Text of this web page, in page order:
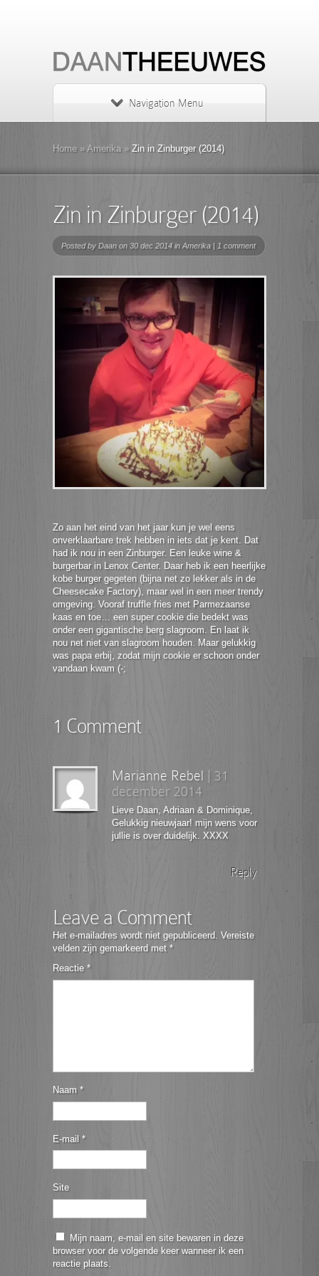
Navigation Menu
Home » Amerika »Zin in Zinburger (2014)
Zin in Zinburger (2014)
Posted by Daan on 30 dec 2014 in Amerika | 1 comment
Zo aan het eind van het jaar kun je wel eens
onverklaarbare trek hebben in iets dat je kent. Dat
had ik nou in een Zinburger. Een leuke wine &
burgerbar in Lenox Center. Daar heb ik een heerlijke
kobe burger gegeten (bijna net zo lekker als in de
Cheesecake Factory), maar wel in een meer trendy
omgeving. Vooraf truffle fries met Parmezaanse
kaas en toe… een super cookie die bedekt was
onder een gigantische berg slagroom. En laat ik
nou net niet van slagroom houden. Maar gelukkig
was papa erbij, zodat mijn cookie er schoon onder
vandaan kwam (-;
1 Comment
Marianne Rebel
31
december 2014
Lieve Daan, Adriaan & Dominique,
Gelukkig nieuwjaar! mijn wens voor
jullie is over duidelijk. XXXX
Reply
Leave a Comment
Het e-mailadres wordt niet gepubliceerd. Vereiste
velden zijn gemarkeerd met *
Reactie *
Naam *
E-mail *
Site
Mijn naam, e-mail en site bewaren in deze
browser voor de volgende keer wanneer ik een
reactie plaats.